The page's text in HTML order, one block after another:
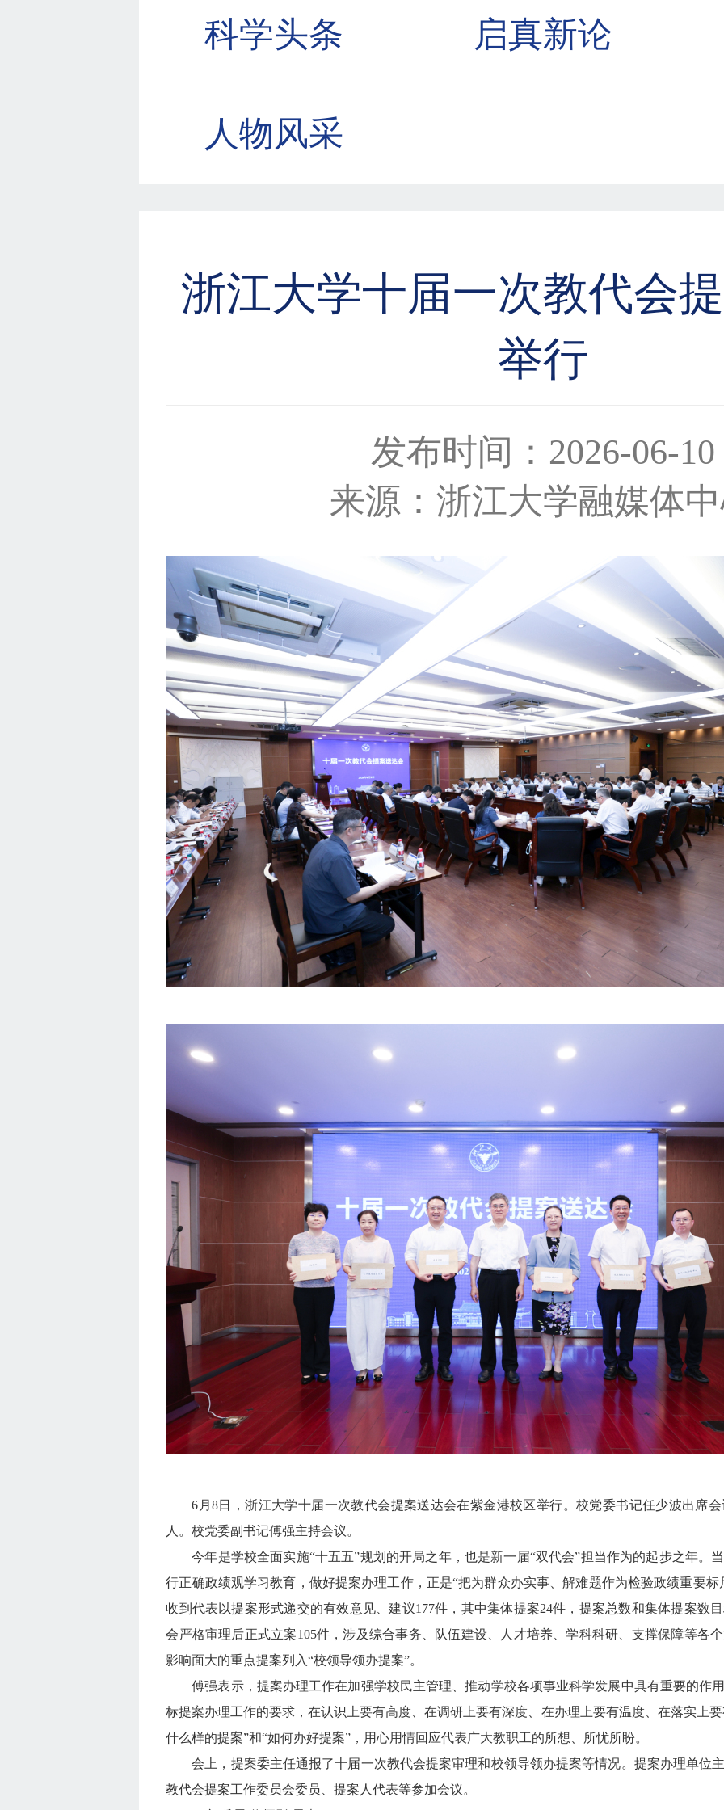
科学头条 启真新论
人物风采
浙江大学十届一次教代会
举行
发布时间：2026-06-10
来源：浙江大学融媒体
6月8日，浙江大学十届一次教代会提案送达会在紫金港校区举行。校党委书记任少波出席
人。校党委副书记傅强主持会议。
今年是学校全面实施“十五五”规划的开局之年，也是新一届“双代会”担当作为的起步之年。
行正确政绩观学习教育，做好提案办理工作，正是“把为群众办实事、解难题作为检验政绩重要
收到代表以提案形式递交的有效意见、建议177件，其中集体提案24件，提案总数和集体提案数
会严格审理后正式立案105件，涉及综合事务、队伍建设、人才培养、学科科研、支撑保障等各
影响面大的重点提案列入“校领导领办提案”。
傅强表示，提案办理工作在加强学校民主管理、推动学校各项事业科学发展中具有重要的作
标提案办理工作的要求，在认识上要有高度、在调研上要有深度、在办理上要有温度、在落实上
什么样的提案”和“如何办好提案”，用心用情回应代表广大教职工的所想、所忧所盼。
会上，提案委主任通报了十届一次教代会提案审理和校领导领办提案等情况。提案办理单位
教代会提案工作委员会委员、提案人代表等参加会议。